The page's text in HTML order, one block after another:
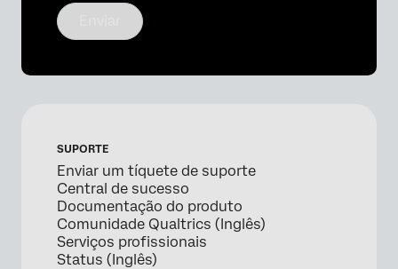
SUPORTE
Enviar um tíquete de suporte
Central de sucesso
Documentação do produto
Comunidade Qualtrics (Inglês)
Serviços profissionais
Status (Inglês)